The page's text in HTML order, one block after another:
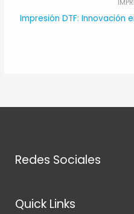
Impresión DTF: Innovación
Redes Sociales
Quick Links